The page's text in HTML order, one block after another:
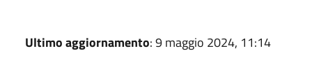
Ultimo aggiornamento: 9 maggio 2024, 11:14